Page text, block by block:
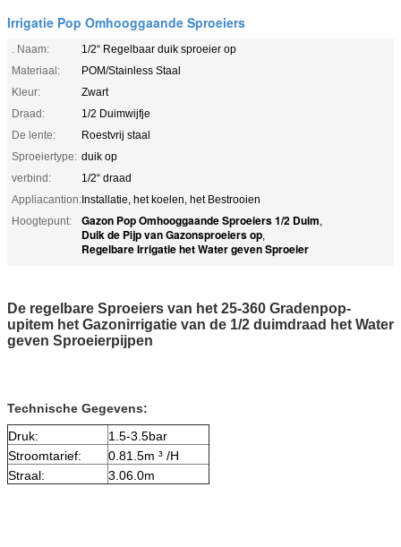
Irrigatie Pop Omhooggaande Sproeiers
. Naam:
1/2“ Regelbaar duik sproeier op
Materiaal:
POM/Stainless Staal
Kleur:
Zwart
Draad:
1/2 Duimwijfje
De lente:
Roestvrij staal
Sproeiertype: duik op
verbind:
1/2“ draad
Appliacantion:Installatie, het koelen, het Bestrooien
Hoogtepunt:
Gazon Pop Omhooggaande Sproeiers 1/2 Duim,
Duik de Pijp van Gazonsproeiers op,
Regelbare Irrigatie het Water geven Sproeier
De regelbare Sproeiers van het 25-360 Gradenpop-
upitem het Gazonirrigatie van de 1/2 duimdraad het Water
geven Sproeierpijpen
Technische Gegevens:
Druk:
1.5-3.5bar
Stroomtarief:
0.81.5m ³ /H
Straal:
3.06.0m